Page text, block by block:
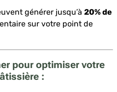
générer jusqu’à 20% de
sur votre point de
pour optimiser votre
: